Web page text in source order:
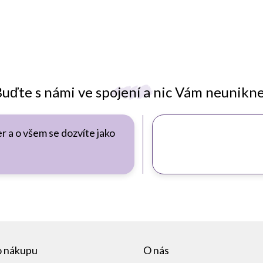
s námi ve spojení a nic Vám
o všem se dozvíte jako
nákupu O nás